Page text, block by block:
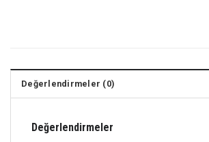
Değerlendirmeler (0)
Değerlendirmeler